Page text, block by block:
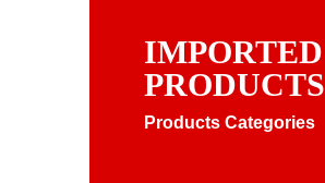
IMPORTED
PRODUCTS
Products Categories